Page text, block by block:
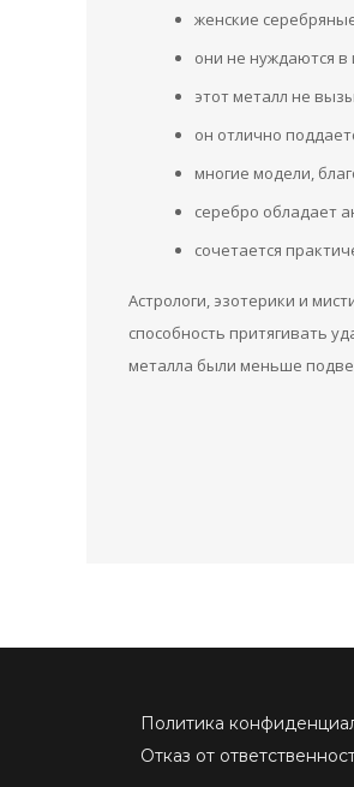
женские
они не нуждаются в
этот металл не
он отлично
многие модели,
серебро обладает
сочетается
Астрологи, эзотерики и
способность притягивать
металла были меньше
Политика
Отказ от